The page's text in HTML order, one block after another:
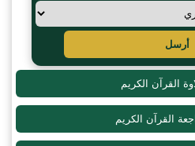
أرسل
القرآن الكريم
القرآن الكريم